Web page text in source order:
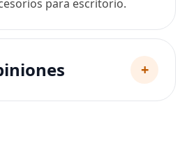
para escritorio.
+